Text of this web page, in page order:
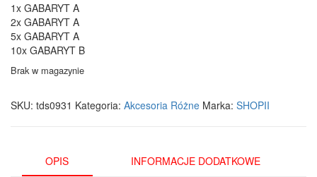
1x GABARYT A
2x GABARYT A
5x GABARYT A
10x GABARYT B
Brak w magazynie
SKU: tds0931 Kategoria: Akcesoria Różne Marka: SHOPII
OPIS INFORMACJE DODATKOWE